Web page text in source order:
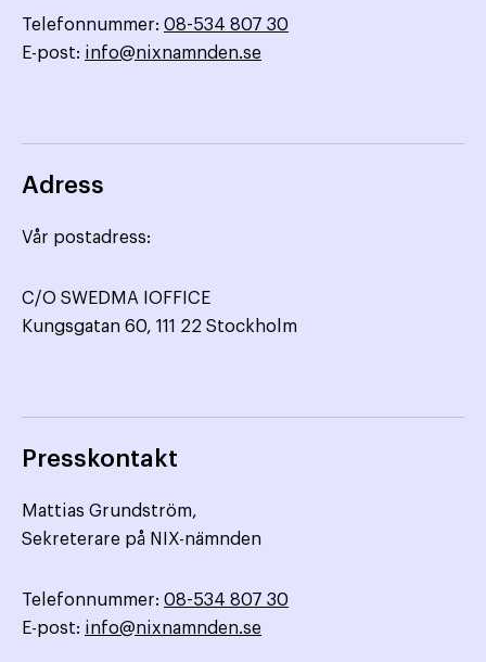
Telefonnummer: 08-534 807 30
E-post: info@nixnamnden.se
Adress
Vår postadress:
C/O SWEDMA IOFFICE
Kungsgatan 60, 111 22 Stockholm
Presskontakt
Mattias Grundström,
Sekreterare på NIX-nämnden
Telefonnummer: 08-534 807 30
E-post: info@nixnamnden.se